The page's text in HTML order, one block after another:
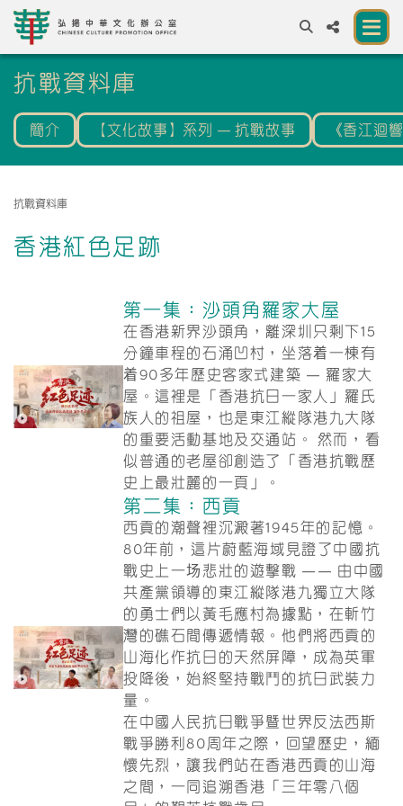
EN 繁簡
關於我們
合作夥伴
聯絡我們
抗戰資料庫
簡介 【文化故事】系列 — 抗戰故事 《香江迴
抗戰資料庫
香港紅色足跡
第一集：沙頭角羅家大屋
在香港新界沙頭角，離深圳只剩下15
分鐘車程的石涌凹村，坐落着一棟有
着90多年歷史客家式建築 — 羅家大
屋。這裡是「香港抗日一家人」羅氏
族人的祖屋，也是東江縱隊港九大隊
的重要活動基地及交通站。 然而，看
似普通的老屋卻創造了「香港抗戰歷
史上最壯麗的一頁」。
第二集：西貢
西貢的潮聲裡沉澱著1945年的記憶。
80年前，這片蔚藍海域見證了中國抗
戰史上一场悲壯的遊擊戰 —— 由中國
共產黨領導的東江縱隊港九獨立大隊
的勇士們以黃毛應村為據點，在斬竹
灣的礁石間傳遞情報。他們將西貢的
山海化作抗日的天然屏障，成為英軍
投降後，始終堅持戰鬥的抗日武裝力
量。
在中國人民抗日戰爭暨世界反法西斯
戰爭勝利80周年之際，回望歷史，緬
懷先烈，讓我們站在香港西貢的山海
之間，一同追溯香港「三年零八個